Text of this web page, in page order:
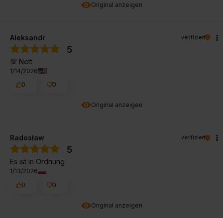
Original anzeigen
Original anzeigen
Aleksandr verifiziert
5
💯 Nett
1/14/2026
0
0
Original anzeigen
Radosław verifiziert
5
Es ist in Ordnung
1/13/2026
0
0